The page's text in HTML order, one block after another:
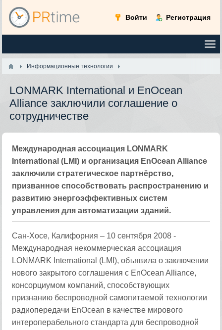
Войти Регистрация
Информационные технологии
LONMARK International и EnOcean
Alliance заключили соглашение о
сотрудничестве
Международная ассоциация LONMARK
International (LMI) и организация EnOcean Alliance
заключили стратегическое партнёрство,
призванное способствовать распространению и
развитию энергоэффективных систем
управления для автоматизации зданий.
Сан-Хосе, Калифорния – 10 сентября 2008 -
Международная некоммерческая ассоциация
LONMARK International (LMI), объявила о заключении
нового закрытого соглашения с EnOcean Alliance,
консорциумом компаний, способствующих
признанию беспроводной самопитаемой технологии
радиопередачи EnOcean в качестве мирового
интероперабельного стандарта для беспроводной